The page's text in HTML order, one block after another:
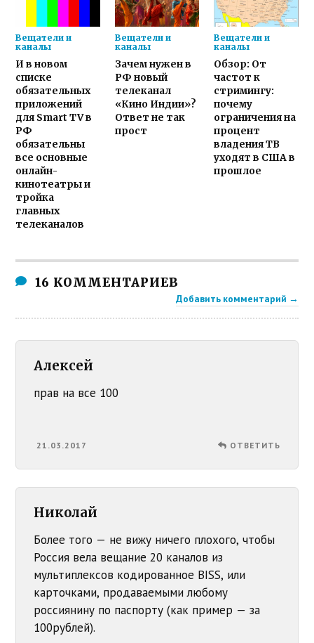
Вещатели и
каналы
И в новом
списке
обязательных
приложений
для Smart TV в
РФ
обязательны
все основные
онлайн-
кинотеатры и
тройка
главных
телеканалов
Вещатели и
каналы
Зачем нужен в
РФ новый
телеканал
«Кино Индии»?
Ответ не так
прост
Вещатели и
каналы
Обзор: От
частот к
стримингу:
почему
ограничения на
процент
владения ТВ
уходят в США в
прошлое
16 КОММЕНТАРИЕВ
Добавить комментарий →
Алексей
прав на все 100
21.03.2017 ОТВЕТИТЬ
Николай
Более того — не вижу ничего плохого, чтобы
Россия вела вещание 20 каналов из
мультиплексов кодированное BISS, или
карточками, продаваемыми любому
россиянину по паспорту (как пример — за
100рублей).